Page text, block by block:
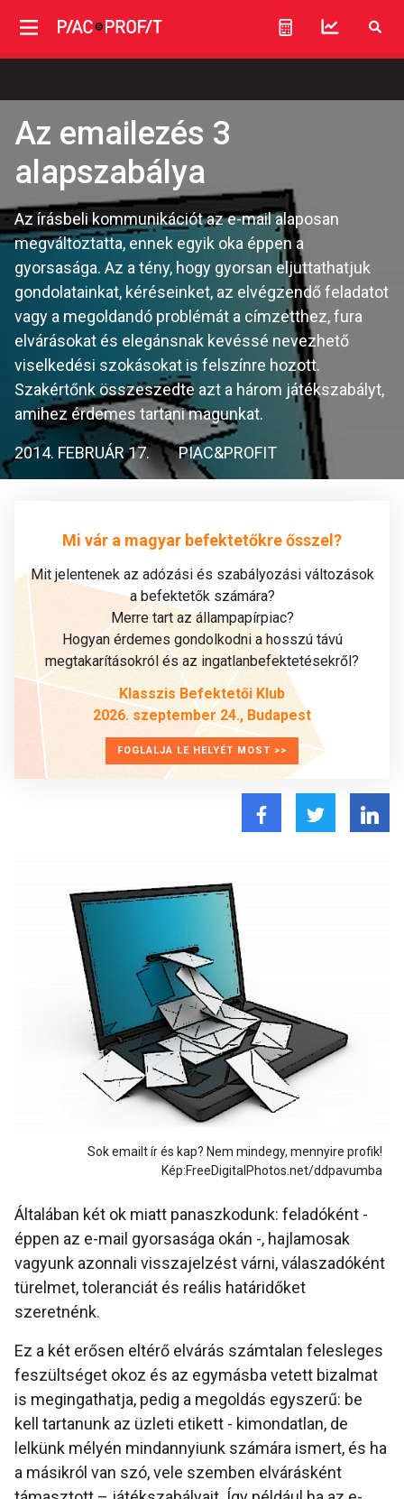
Az emailezés 3
alapszabálya
Az írásbeli kommunikációt az e-mail alaposan
megváltoztatta, ennek egyik oka éppen a
gyorsasága. Az a tény, hogy gyorsan eljuttathatjuk
gondolatainkat, kéréseinket, az elvégzendő feladatot
vagy a megoldandó problémát a címzetthez, fura
elvárásokat és elegánsnak kevéssé nevezhető
viselkedési szokásokat is felszínre hozott.
Szakértőnk összeszedte azt a három játékszabályt,
amihez érdemes tartani magunkat.
2014. FEBRUÁR 17. PIAC&PROFIT
Mi vár a magyar befektetőkre ősszel?
Mit jelentenek az adózási és szabályozási változások
a befektetők számára?
Merre tart az állampapírpiac?
Hogyan érdemes gondolkodni a hosszú távú
megtakarításokról és az ingatlanbefektetésekről?
Klasszis Befektetői Klub
2026. szeptember 24., Budapest
FOGLALJA LE HELYÉT MOST >>
Sok emailt ír és kap? Nem mindegy, mennyire profik!
Kép:FreeDigitalPhotos.net/ddpavumba
Általában két ok miatt panaszkodunk: feladóként -
éppen az e-mail gyorsasága okán -, hajlamosak
vagyunk azonnali visszajelzést várni, válaszadóként
türelmet, toleranciát és reális határidőket
szeretnénk.
Ez a két erősen eltérő elvárás számtalan felesleges
feszültséget okoz és az egymásba vetett bizalmat
is megingathatja, pedig a megoldás egyszerű: be
kell tartanunk az üzleti etikett - kimondatlan, de
lelkünk mélyén mindannyiunk számára ismert, és ha
a másikról van szó, vele szemben elvárásként